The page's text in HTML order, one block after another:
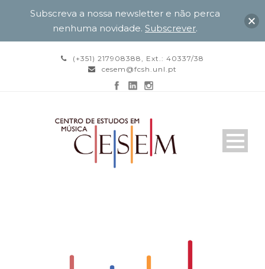
(+351) 217908388, Ext.: 40337/38
cesem@fcsh.unl.pt
Subscreva a nossa newsletter e não perca
nenhuma novidade. Subscrever.